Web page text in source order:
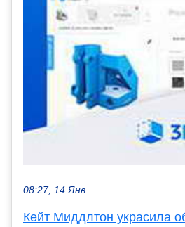
08:27, 14 Янв
Кейт Миддлтон украсила